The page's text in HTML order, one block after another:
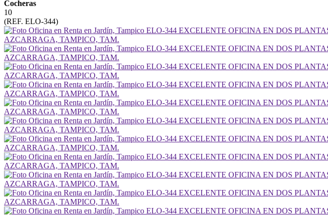
Cocheras
10
(REF. ELO-344)